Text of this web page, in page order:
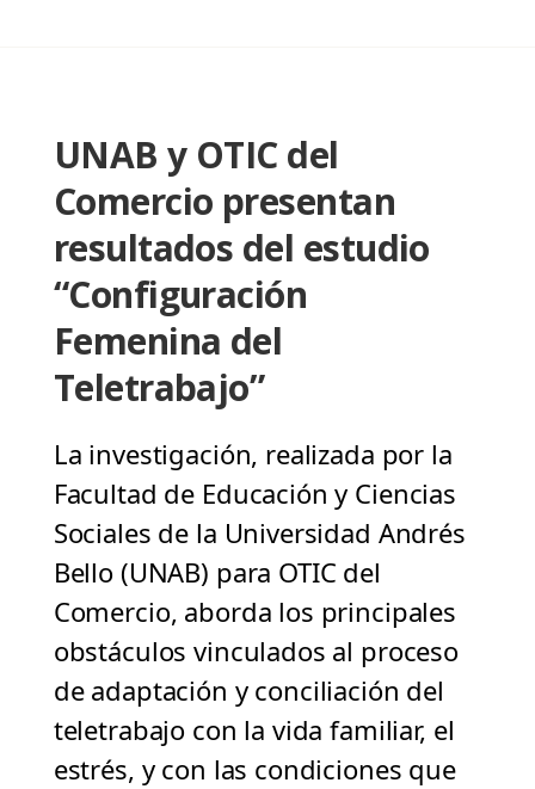
UNAB y OTIC del
Comercio presentan
resultados del estudio
“Configuración
Femenina del
Teletrabajo”
La investigación, realizada por la
Facultad de Educación y Ciencias
Sociales de la Universidad Andrés
Bello (UNAB) para OTIC del
Comercio, aborda los principales
obstáculos vinculados al proceso
de adaptación y conciliación del
teletrabajo con la vida familiar, el
estrés, y con las condiciones que